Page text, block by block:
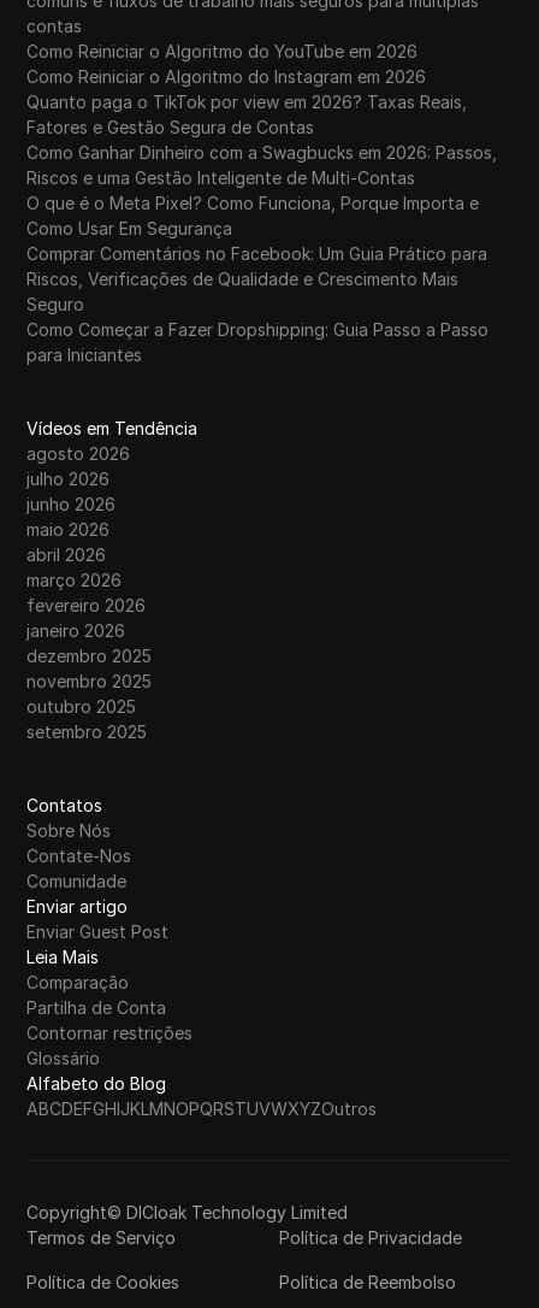
contas
Como Reiniciar o Algoritmo do YouTube em 2026
Como Reiniciar o Algoritmo do Instagram em 2026
Quanto paga o TikTok por view em 2026? Taxas Reais,
Fatores e Gestão Segura de Contas
Como Ganhar Dinheiro com a Swagbucks em 2026: Passos,
Riscos e uma Gestão Inteligente de Multi-Contas
O que é o Meta Pixel? Como Funciona, Porque Importa e
Como Usar Em Segurança
Comprar Comentários no Facebook: Um Guia Prático para
Riscos, Verificações de Qualidade e Crescimento Mais
Seguro
Como Começar a Fazer Dropshipping: Guia Passo a Passo
para Iniciantes
Vídeos em Tendência
agosto 2026
julho 2026
junho 2026
maio 2026
abril 2026
março 2026
fevereiro 2026
janeiro 2026
dezembro 2025
novembro 2025
outubro 2025
setembro 2025
Contatos
Sobre Nós
Contate-Nos
Comunidade
Enviar artigo
Enviar Guest Post
Leia Mais
Comparação
Partilha de Conta
Contornar restrições
Glossário
Alfabeto do Blog
ABCDEFGHIJKLMNOPQRSTUVWXYZOutros
Copyright© DICloak Technology Limited
Termos de Serviço
Política de Privacidade
Política de Cookies Política de Reembolso